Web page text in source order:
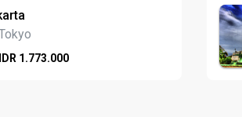
IDR 1.773.000